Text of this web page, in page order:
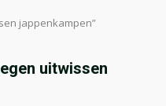
jappenkampen”
uitwissen